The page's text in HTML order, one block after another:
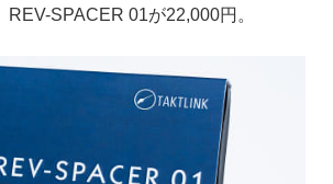
SPACER 01が22,000円。